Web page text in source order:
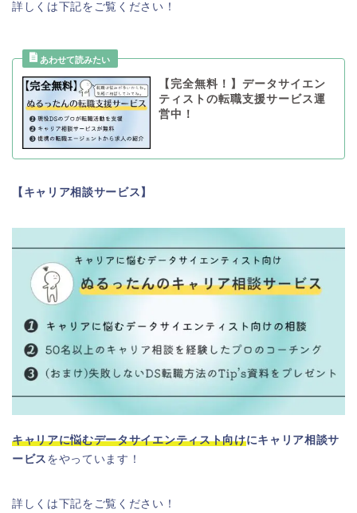
詳しくは下記をご覧ください！
【完全無料！】データサイエン
ティストの転職支援サービス運
営中！
【キャリア相談サービス】
キャリアに悩むデータサイエンティスト向けにキャリア相談サ
ービス をやっています！
詳しくは下記をご覧ください！